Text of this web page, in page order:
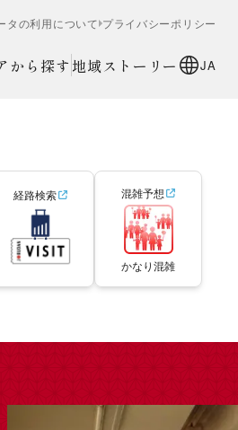
タの利用について プライバシーポリシー
から探す 地域ストーリー JA
経路検索 混雑予想
かなり混雑